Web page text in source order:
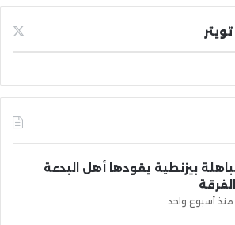
بيزنطية يقودها أهل البدعة
منذ أسبوع واحد